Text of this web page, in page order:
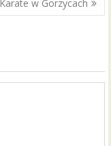
Karate w Gorzycach